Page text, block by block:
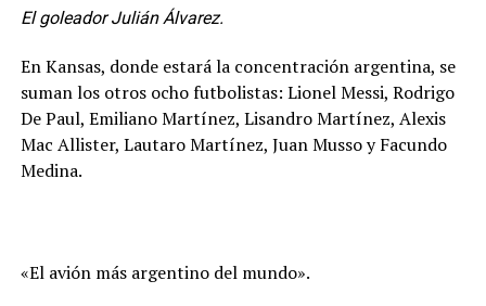
El goleador Julián Álvarez.
En Kansas, donde estará la concentración argentina, se
suman los otros ocho futbolistas: Lionel Messi, Rodrigo
De Paul, Emiliano Martínez, Lisandro Martínez, Alexis
Mac Allister, Lautaro Martínez, Juan Musso y Facundo
Medina.
«El avión más argentino del mundo».